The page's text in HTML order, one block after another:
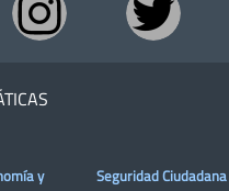
y
Seguridad Ciudadana